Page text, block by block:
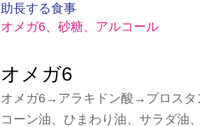
助長する食事
オメガ6、砂糖、アルコール
オメガ6
オメガ6→アラキドン酸→プロス
コーン油、ひまわり油、サラダ油